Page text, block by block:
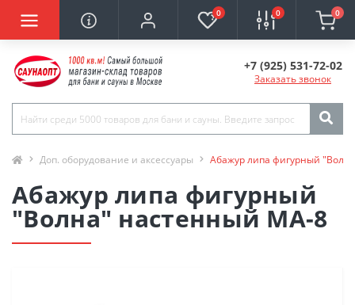
0 0 0
+7 (925) 531-72-02
Заказать звонок
Доп. оборудование и аксессуары Абажур липа фигурный
Абажур липа фигурный
"Волна" настенный МА-8